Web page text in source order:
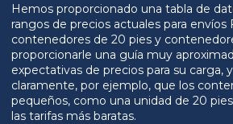
Hemos proporcionado una tabla de
rangos de precios actuales para envíos
contenedores de 20 pies y
proporcionarle una guía muy
expectativas de precios para su carga,
claramente, por ejemplo, que los
pequeños, como una unidad de 20
las tarifas más baratas.